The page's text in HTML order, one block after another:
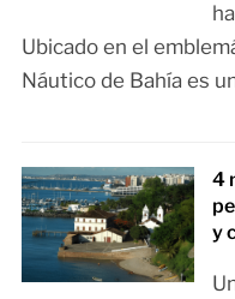
Ubicado en el
Náutico de Bahía es
4
y